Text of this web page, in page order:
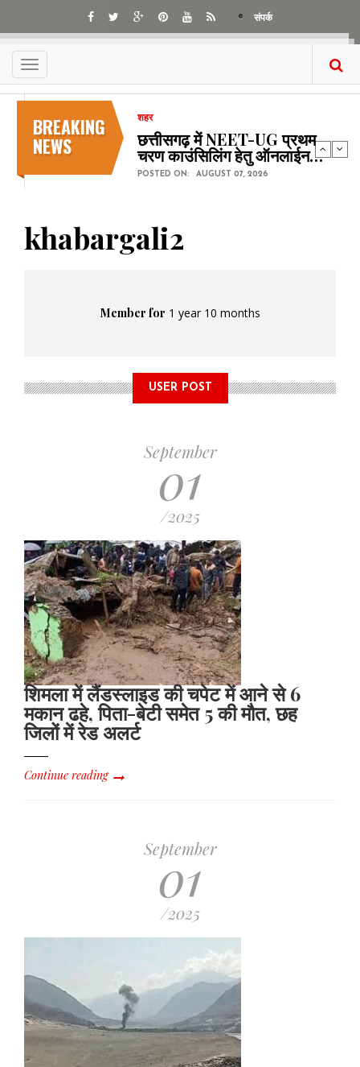
main
content
संपर्क
Toggle
navigation
BREAKING
NEWS
शहर
छत्तीसगढ़ में NEET-UG प्रथम
चरण काउंसिलिंग हेतु ऑनलाईन…
POSTED ON: AUGUST 07, 2026
khabargali2
Member for 1 year 10 months
USER POST
September
01
/2025
शिमला में लैंडस्लाइड की चपेट में आने से 6
मकान ढहे, पिता-बेटी समेत 5 की मौत, छह
जिलों में रेड अलर्ट
Continue reading
September
01
/2025